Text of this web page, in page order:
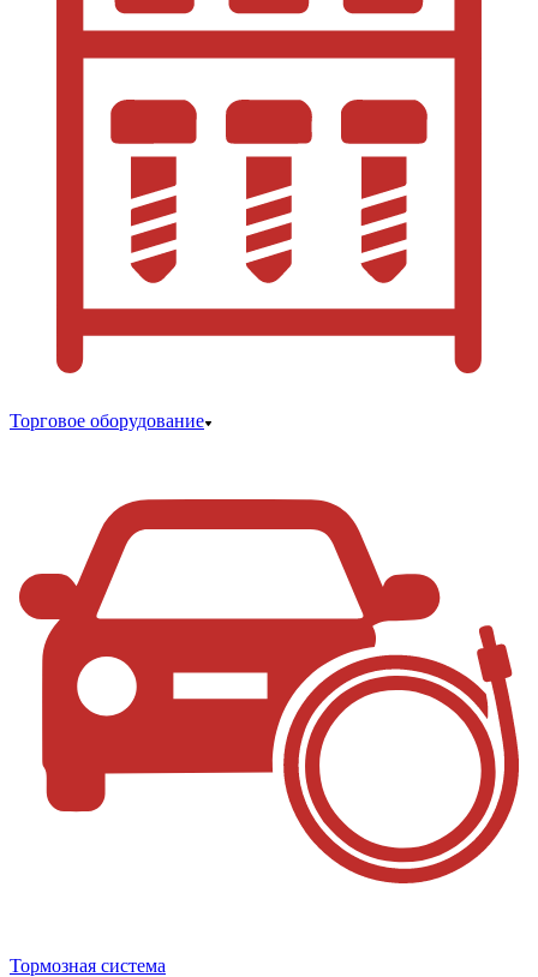
Торговое оборудование
Тормозная система